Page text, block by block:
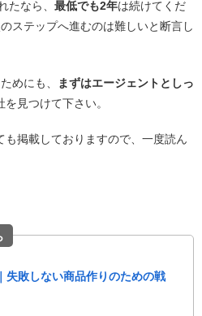
たなら、 最低でも2年は続けてくだ
ステップへ進むのは難しいと断言し
めにも、
まずはエージェントとしっ
を見つけて下さい。
掲載しておりますので、一度読ん
失敗しない商品作りのための戦